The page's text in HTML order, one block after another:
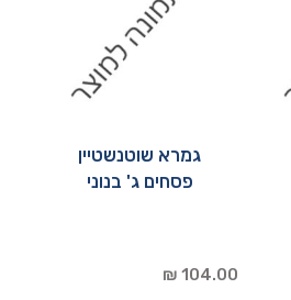
גמרא שוטנשטיין
פסחים ג' בנוני
104.00 ₪